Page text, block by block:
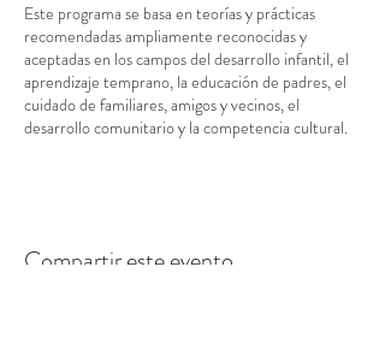
Este programa se basa en teorías y prácticas
recomendadas ampliamente reconocidas y
aceptadas en los campos del desarrollo infantil, el
aprendizaje temprano, la educación de padres, el
cuidado de familiares, amigos y vecinos, el
desarrollo comunitario y la competencia cultural.
Compartir este evento